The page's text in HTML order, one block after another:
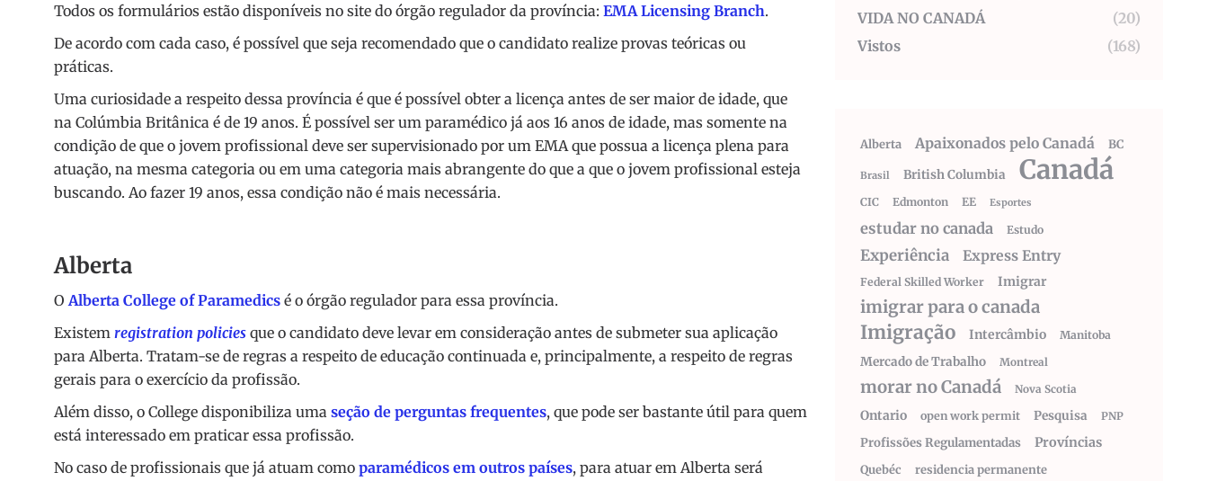
Todos os formulários estão disponíveis no site do órgão regulador da província: EMA Licensing Branch.
De acordo com cada caso, é possível que seja recomendado que o candidato realize provas teóricas ou
práticas.
Uma curiosidade a respeito dessa província é que é possível obter a licença antes de ser maior de idade, que
na Colúmbia Britânica é de 19 anos. É possível ser um paramédico já aos 16 anos de idade, mas somente na
condição de que o jovem profissional deve ser supervisionado por um EMA que possua a licença plena para
atuação, na mesma categoria ou em uma categoria mais abrangente do que a que o jovem profissional esteja
buscando. Ao fazer 19 anos, essa condição não é mais necessária.
Alberta
OAlberta College of Paramedics é o órgão regulador para essa província.
Existem registration policies que o candidato deve levar em consideração antes de submeter sua aplicação
para Alberta. Tratam-se de regras a respeito de educação continuada e, principalmente, a respeito de regras
gerais para o exercício da profissão.
Além disso, o College disponibiliza uma seção de perguntas frequentes, que pode ser bastante útil para quem
está interessado em praticar essa profissão.
No caso de profissionais que já atuam como paramédicos em outros países, para atuar em Alberta será
VIDA NO CANADÁ
(20)
Vistos
(168)
Alberta Apaixonados pelo Canadá BC
Brasil British Columbia Canadá
CIC Edmonton EE Esportes
estudar no canada Estudo
Experiência Express Entry
Federal Skilled Worker Imigrar
imigrar para o canada
Imigração Intercâmbio Manitoba
Mercado de Trabalho Montreal
morar no Canadá Nova Scotia
Ontario open work permit Pesquisa PNP
Profissões Regulamentadas Províncias
Quebéc residencia permanente